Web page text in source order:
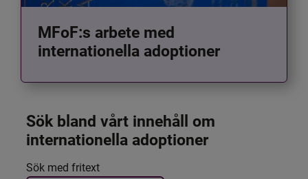
MFoF:s arbete med
internationella adoptioner
Sök bland vårt innehåll om
internationella adoptioner
Filtrera resultatet
Det här formuläret postas automatiskt
Sök med fritext